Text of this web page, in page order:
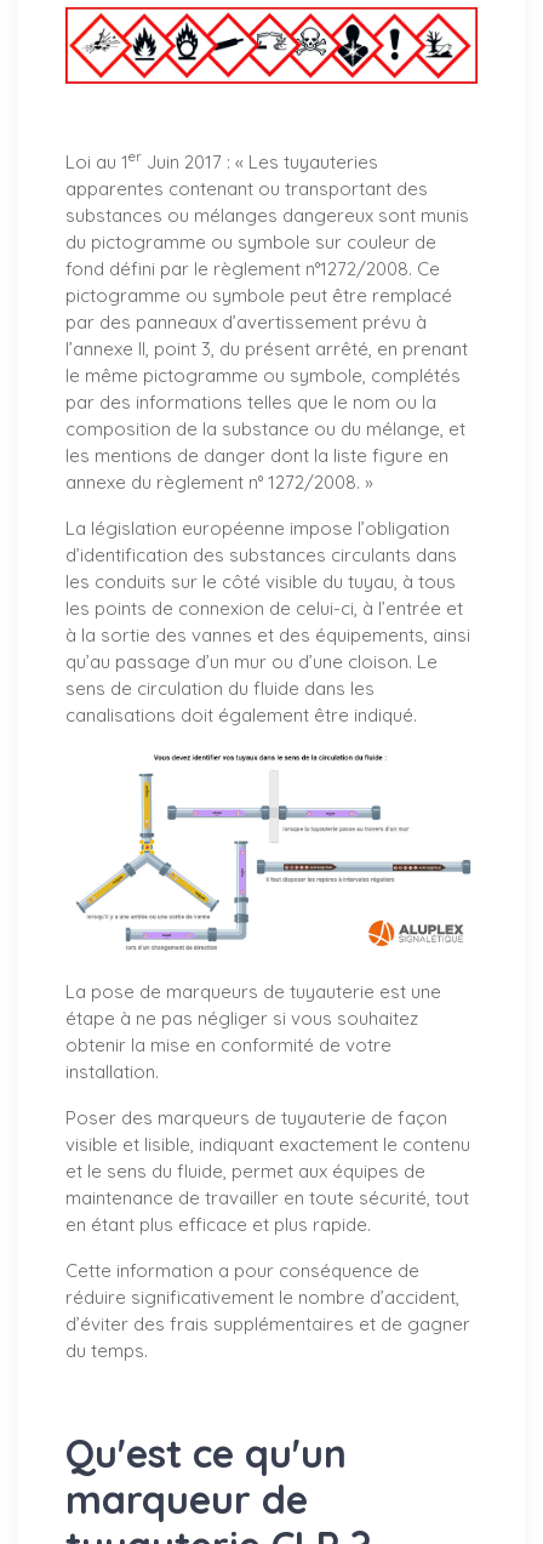
Loi au 1er Juin 2017 : « Les tuyauteries
apparentes contenant ou transportant des
substances ou mélanges dangereux sont munis
du pictogramme ou symbole sur couleur de
fond défini par le règlement n°1272/2008. Ce
pictogramme ou symbole peut être remplacé
par des panneaux d’avertissement prévu à
l’annexe II, point 3, du présent arrêté, en prenant
le même pictogramme ou symbole, complétés
par des informations telles que le nom ou la
composition de la substance ou du mélange, et
les mentions de danger dont la liste figure en
annexe du règlement n° 1272/2008. »
La législation européenne impose l’obligation
d’identification des substances circulants dans
les conduits sur le côté visible du tuyau, à tous
les points de connexion de celui-ci, à l’entrée et
à la sortie des vannes et des équipements, ainsi
qu’au passage d’un mur ou d’une cloison. Le
sens de circulation du fluide dans les
canalisations doit également être indiqué.
La pose de marqueurs de tuyauterie est une
étape à ne pas négliger si vous souhaitez
obtenir la mise en conformité de votre
installation.
Poser des marqueurs de tuyauterie de façon
visible et lisible, indiquant exactement le contenu
et le sens du fluide, permet aux équipes de
maintenance de travailler en toute sécurité, tout
en étant plus efficace et plus rapide.
Cette information a pour conséquence de
réduire significativement le nombre d’accident,
d’éviter des frais supplémentaires et de gagner
du temps.
Qu'est ce qu'un
marqueur de